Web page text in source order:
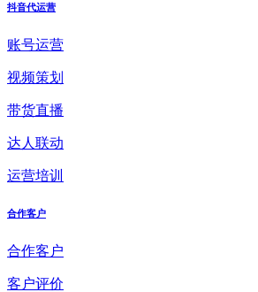
抖音代运营
账号运营
视频策划
带货直播
达人联动
运营培训
合作客户
合作客户
客户评价